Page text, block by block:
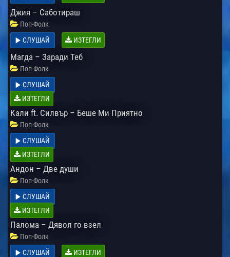
Джия – Саботираш
Поп-Фолк
СЛУШАЙ
ИЗТЕГЛИ
Магда – Заради Теб
Поп-Фолк
СЛУШАЙ
ИЗТЕГЛИ
Кали ft. Силвър – Беше Ми Приятно
Поп-Фолк
СЛУШАЙ
ИЗТЕГЛИ
Андон – Две души
Поп-Фолк
СЛУШАЙ
ИЗТЕГЛИ
Палома – Дявол го взел
Поп-Фолк
СЛУШАЙ
ИЗТЕГЛИ